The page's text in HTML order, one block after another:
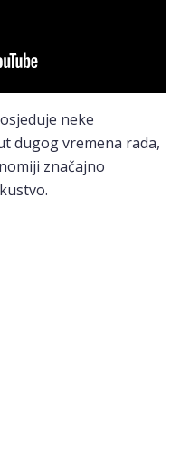
neke
dugog vremena rada,
značajno